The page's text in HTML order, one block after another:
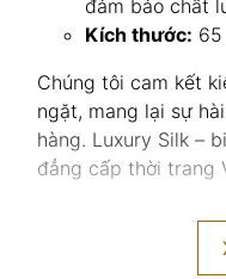
đảm bảo chất
Kích thước:
Chúng tôi cam kết
ngặt, mang lại sự
hàng. Luxury Silk –
đẳng cấp thời trang